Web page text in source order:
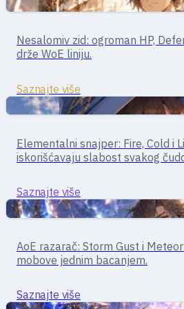
Podrška
Paladin
Nesalomiv zid: ogroman HP,
drže WoE liniju.
Saznajte više
Čarobnjaci
Mage
Elementalni snajper: Fire, Cold i
iskorišćavaju slabost svakog
Saznajte više
Čarobnjaci
Wizard
AoE razarač: Storm Gust i
mobove jednim bacanjem.
Saznajte više